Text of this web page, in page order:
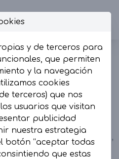
Vestido largo
rayas azul y
blanco.
azul y blanco.
y blanco. Algodón 100% ,
en el cuello para
y de terceros para
que permiten
y la navegación
cookies
terceros) que nos
usuarios que visitan
publicidad
nuestra estrategia
botón “aceptar todas
que estas